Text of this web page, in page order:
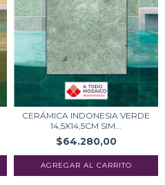
CERÁMICA INDONESIA VERDE
14,5X14,5CM SIM...
$64.280,00